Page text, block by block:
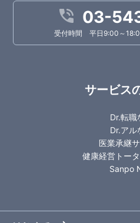
03-
受付時間 平日9:00～
サービス
Dr.転職
Dr.アル
医業承継
健康経営トー
Sanpo